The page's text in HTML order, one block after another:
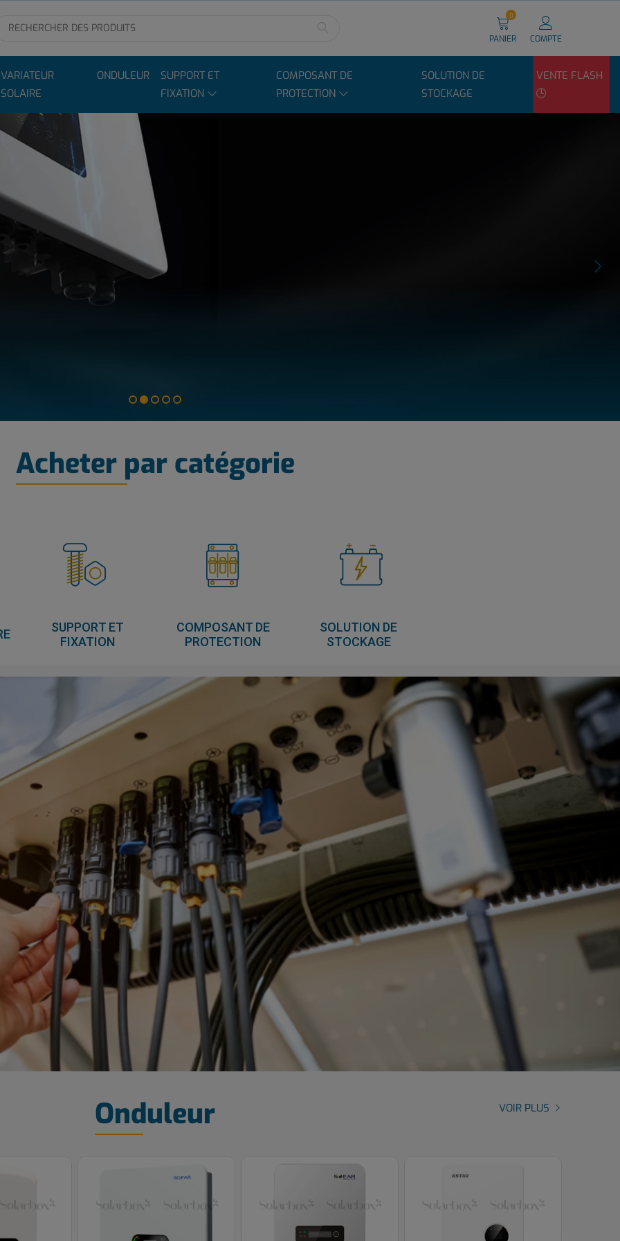
PANIER
0
COMPTE
VARIATEUR
SOLAIRE
ONDULEUR
SUPPORT ET
FIXATION
COMPOSANT DE
PROTECTION
SOLUTION DE
STOCKAGE
VENTE FLASH
🕒
Acheter par catégorie
SOLUTION DE
STOCKAGE
Onduleur VOIR PLUS